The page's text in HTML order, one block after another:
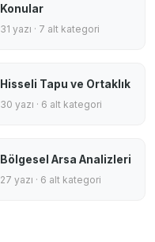
Konular
31 yazı · 7 alt kategori
Hisseli Tapu ve Ortaklık
30 yazı · 6 alt kategori
Bölgesel Arsa Analizleri
27 yazı · 6 alt kategori